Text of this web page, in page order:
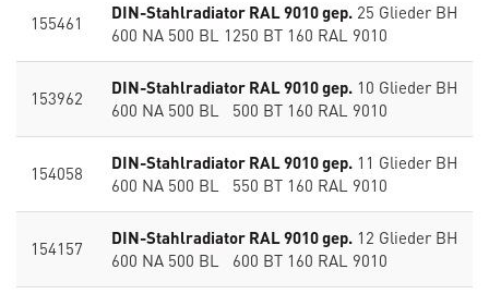
155461 DIN-Stahlradiator RAL 9010 gep. 25 Glieder BH
600 NA 500 BL 1250 BT 160 RAL 9010
153962 DIN-Stahlradiator RAL 9010 gep. 10 Glieder BH
600 NA 500 BL 500 BT 160 RAL 9010
154058 DIN-Stahlradiator RAL 9010 gep. 11 Glieder BH
600 NA 500 BL 550 BT 160 RAL 9010
154157 DIN-Stahlradiator RAL 9010 gep. 12 Glieder BH
600 NA 500 BL 600 BT 160 RAL 9010